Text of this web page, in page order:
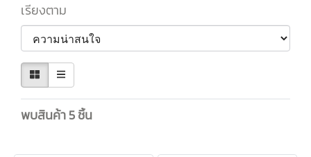
เรียงตาม
พบสินค้า 5 ชิ้น